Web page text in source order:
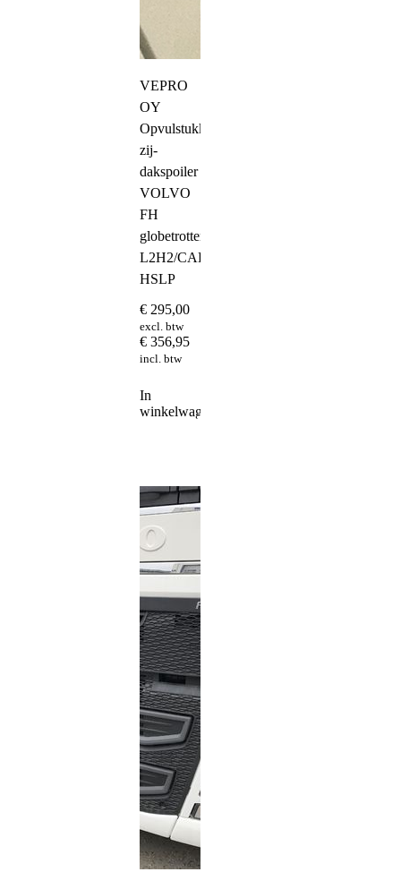
VEPRO
OY
Opvulstukken
zij-
dakspoiler
VOLVO
FH
globetrotter
L2H2/CAB-
HSLP
€ 295,00
excl. btw
€ 356,95
incl. btw
In
winkelwagen